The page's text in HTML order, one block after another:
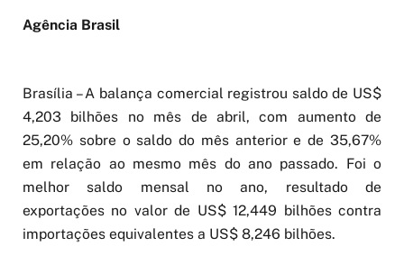
Agência Brasil
Brasília – A balança comercial registrou saldo de US$
4,203 bilhões no mês de abril, com aumento de
25,20% sobre o saldo do mês anterior e de 35,67%
em relação ao mesmo mês do ano passado. Foi o
melhor saldo mensal no ano, resultado de
exportações no valor de US$ 12,449 bilhões contra
importações equivalentes a US$ 8,246 bilhões.